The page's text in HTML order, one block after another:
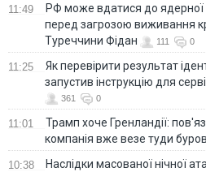
11:49
РФ може вдатися до ядерної
перед загрозою виживання
Туреччини Фідан
111 0
11:25
Як перевірити результат
запустив інструкцію для
361 0
11:01
Трамп хоче Гренландії:
компанія вже везе туди
10:38
Наслідки масованої нічної